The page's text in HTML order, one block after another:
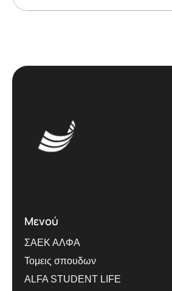
Μενού
ΣΑΕΚ ΑΛΦΑ
Τομεις σπουδων
ALFA STUDENT LIFE